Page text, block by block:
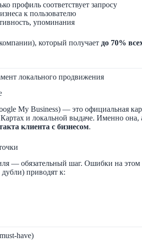
профиль соответствует запросу
к пользователю
упоминания
который получает до 70%
локального продвижения
My Business) — это официальная
и локальной выдаче. Именно она,
клиента с бизнесом.
— обязательный шаг. Ошибки на этом
дубли) приводят к:
have)